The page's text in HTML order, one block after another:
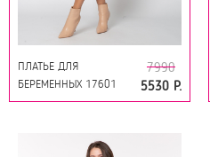
ПЛАТЬЕ ДЛЯ
БЕРЕМЕННЫХ 17601
БЕЖЕВЫЙ
7990
5530 Р.